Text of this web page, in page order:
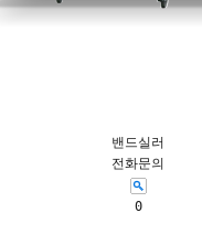
밴드실러
전화문의
0